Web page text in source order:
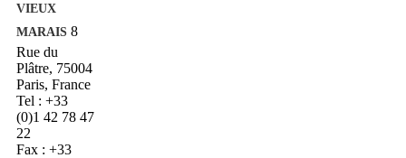
VIEUX
MARAIS 8
Rue du
Plâtre, 75004
Paris, France
Tel : +33
(0)1 42 78 47
22
Fax : +33